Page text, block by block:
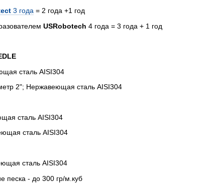
3 года = 2 года +1 год
USRobotech 4 года = 3 года + 1 год
сталь AISI304
2"; Нержавеющая сталь AISI304
сталь AISI304
сталь AISI304
сталь AISI304
песка - до 300 гр/м.куб